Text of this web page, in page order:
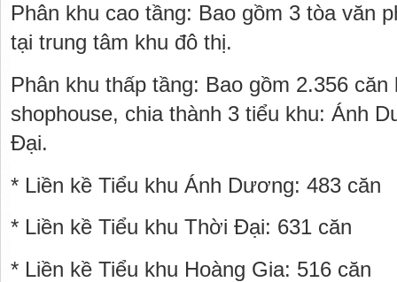
Phân khu cao tầng: Bao gồm 3 tòa văn
tại trung tâm khu đô thị.
Phân khu thấp tầng: Bao gồm 2.356
shophouse, chia thành 3 tiểu khu: Ánh
Đại.
* Liền kề Tiểu khu Ánh Dương: 483 căn
* Liền kề Tiểu khu Thời Đại: 631 căn
* Liền kề Tiểu khu Hoàng Gia: 516 căn